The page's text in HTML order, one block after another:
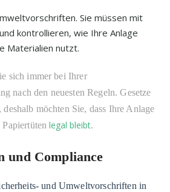
Sie müssen mit
kontrollieren, wie Ihre Anlage
Materialien nutzt.
sich immer bei Ihrer
nach den neuesten Regeln. Gesetze
möchten Sie, dass Ihre Anlage
Papiertütenlegal bleibt.
und Compliance
und Umweltvorschriften in